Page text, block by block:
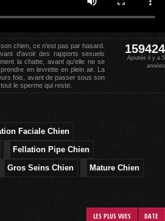
chien, ce n'est pas par hasard.
d'avoir des rapports sexuels
la chatte, avant qu'elle ne se
en levrette en plein air. La
fois, avant de passer sous son
le sperme qui reste.
159424
Ajoutée il y a 5
années
Faciale Chien
Fellation Pipe Chien
Gros Seins Chien Mature Chien
LES PLUS VUES DATE